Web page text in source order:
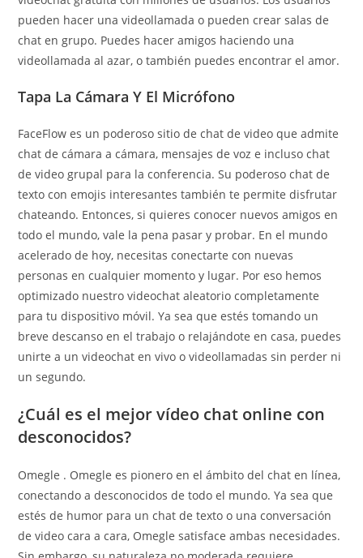
pueden hacer una videollamada o pueden crear salas de
chat en grupo. Puedes hacer amigos haciendo una
videollamada al azar, o también puedes encontrar el amor.
Tapa La Cámara Y El Micrófono
FaceFlow es un poderoso sitio de chat de video que admite
chat de cámara a cámara, mensajes de voz e incluso chat
de video grupal para la conferencia. Su poderoso chat de
texto con emojis interesantes también te permite disfrutar
chateando. Entonces, si quieres conocer nuevos amigos en
todo el mundo, vale la pena pasar y probar. En el mundo
acelerado de hoy, necesitas conectarte con nuevas
personas en cualquier momento y lugar. Por eso hemos
optimizado nuestro videochat aleatorio completamente
para tu dispositivo móvil. Ya sea que estés tomando un
breve descanso en el trabajo o relajándote en casa, puedes
unirte a un videochat en vivo o videollamadas sin perder ni
un segundo.
¿Cuál es el mejor vídeo chat online con
desconocidos?
Omegle . Omegle es pionero en el ámbito del chat en línea,
conectando a desconocidos de todo el mundo. Ya sea que
estés de humor para un chat de texto o una conversación
de video cara a cara, Omegle satisface ambas necesidades.